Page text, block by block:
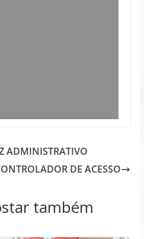
ADMINISTRATIVO
DE ACESSO
também